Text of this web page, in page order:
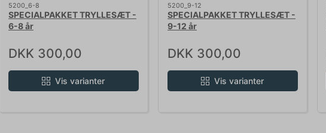
5200_6-8
SPECIALPAKKET TRYLLESÆT -
6-8 år
DKK 300,00
Vis varianter
5200_9-12
SPECIALPAKKET TRYLLESÆT -
9-12 år
DKK 300,00
Vis varianter